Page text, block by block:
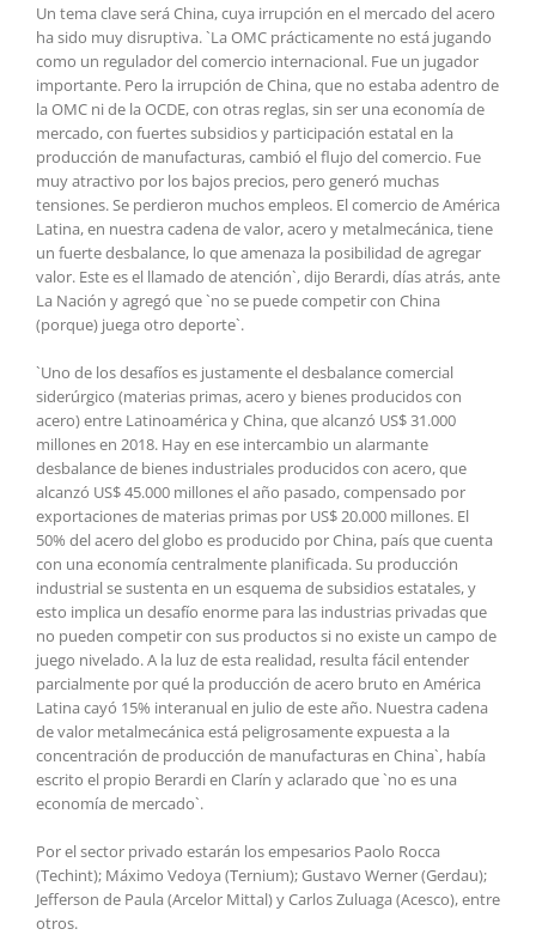
Un tema clave será China, cuya irrupción en el mercado del acero
ha sido muy disruptiva. `La OMC prácticamente no está jugando
como un regulador del comercio internacional. Fue un jugador
importante. Pero la irrupción de China, que no estaba adentro de
la OMC ni de la OCDE, con otras reglas, sin ser una economía de
mercado, con fuertes subsidios y participación estatal en la
producción de manufacturas, cambió el flujo del comercio. Fue
muy atractivo por los bajos precios, pero generó muchas
tensiones. Se perdieron muchos empleos. El comercio de América
Latina, en nuestra cadena de valor, acero y metalmecánica, tiene
un fuerte desbalance, lo que amenaza la posibilidad de agregar
valor. Este es el llamado de atención`, dijo Berardi, días atrás, ante
La Nación y agregó que `no se puede competir con China
(porque) juega otro deporte`.
`Uno de los desafíos es justamente el desbalance comercial
siderúrgico (materias primas, acero y bienes producidos con
acero) entre Latinoamérica y China, que alcanzó US$ 31.000
millones en 2018. Hay en ese intercambio un alarmante
desbalance de bienes industriales producidos con acero, que
alcanzó US$ 45.000 millones el año pasado, compensado por
exportaciones de materias primas por US$ 20.000 millones. El
50% del acero del globo es producido por China, país que cuenta
con una economía centralmente planificada. Su producción
industrial se sustenta en un esquema de subsidios estatales, y
esto implica un desafío enorme para las industrias privadas que
no pueden competir con sus productos si no existe un campo de
juego nivelado. A la luz de esta realidad, resulta fácil entender
parcialmente por qué la producción de acero bruto en América
Latina cayó 15% interanual en julio de este año. Nuestra cadena
de valor metalmecánica está peligrosamente expuesta a la
concentración de producción de manufacturas en China`, había
escrito el propio Berardi en Clarín y aclarado que `no es una
economía de mercado`.
Por el sector privado estarán los empesarios Paolo Rocca
(Techint); Máximo Vedoya (Ternium); Gustavo Werner (Gerdau);
Jefferson de Paula (Arcelor Mittal) y Carlos Zuluaga (Acesco), entre
otros.